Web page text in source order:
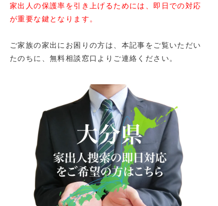
家出人の保護率を引き上げるためには、即日での対応
が重要な鍵となります。
ご家族の家出にお困りの方は、本記事をご覧いただい
たのちに、無料相談窓口よりご連絡ください。